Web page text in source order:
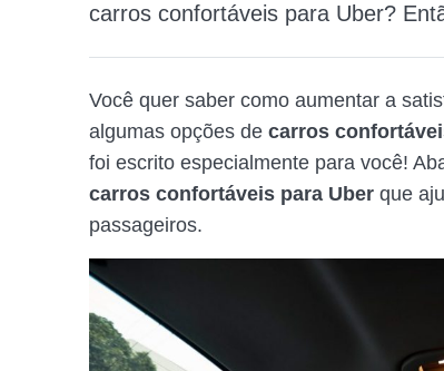
carros confortáveis para Uber?
Você quer saber como aumentar a
algumas opções de carros
foi escrito especialmente para você!
carros confortáveis para Uber que
passageiros.